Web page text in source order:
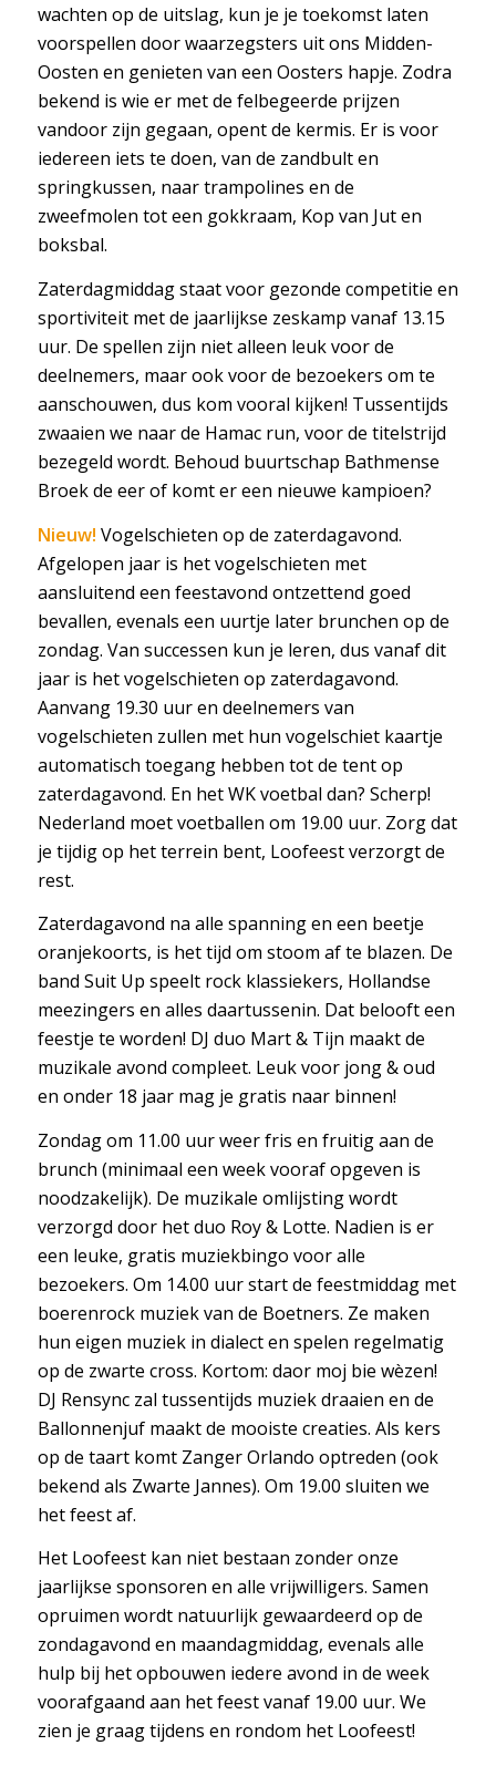
wachten op de uitslag, kun je je toekomst laten
voorspellen door waarzegsters uit ons Midden-
Oosten en genieten van een Oosters hapje. Zodra
bekend is wie er met de felbegeerde prijzen
vandoor zijn gegaan, opent de kermis. Er is voor
iedereen iets te doen, van de zandbult en
springkussen, naar trampolines en de
zweefmolen tot een gokkraam, Kop van Jut en
boksbal.
Zaterdagmiddag staat voor gezonde competitie en
sportiviteit met de jaarlijkse zeskamp vanaf 13.15
uur. De spellen zijn niet alleen leuk voor de
deelnemers, maar ook voor de bezoekers om te
aanschouwen, dus kom vooral kijken! Tussentijds
zwaaien we naar de Hamac run, voor de titelstrijd
bezegeld wordt. Behoud buurtschap Bathmense
Broek de eer of komt er een nieuwe kampioen?
Nieuw! Vogelschieten op de zaterdagavond.
Afgelopen jaar is het vogelschieten met
aansluitend een feestavond ontzettend goed
bevallen, evenals een uurtje later brunchen op de
zondag. Van successen kun je leren, dus vanaf dit
jaar is het vogelschieten op zaterdagavond.
Aanvang 19.30 uur en deelnemers van
vogelschieten zullen met hun vogelschiet kaartje
automatisch toegang hebben tot de tent op
zaterdagavond. En het WK voetbal dan? Scherp!
Nederland moet voetballen om 19.00 uur. Zorg dat
je tijdig op het terrein bent, Loofeest verzorgt de
rest.
Zaterdagavond na alle spanning en een beetje
oranjekoorts, is het tijd om stoom af te blazen. De
band Suit Up speelt rock klassiekers, Hollandse
meezingers en alles daartussenin. Dat belooft een
feestje te worden! DJ duo Mart & Tijn maakt de
muzikale avond compleet. Leuk voor jong & oud
en onder 18 jaar mag je gratis naar binnen!
Zondag om 11.00 uur weer fris en fruitig aan de
brunch (minimaal een week vooraf opgeven is
noodzakelijk). De muzikale omlijsting wordt
verzorgd door het duo Roy & Lotte. Nadien is er
een leuke, gratis muziekbingo voor alle
bezoekers. Om 14.00 uur start de feestmiddag met
boerenrock muziek van de Boetners. Ze maken
hun eigen muziek in dialect en spelen regelmatig
op de zwarte cross. Kortom: daor moj bie wèzen!
DJ Rensync zal tussentijds muziek draaien en de
Ballonnenjuf maakt de mooiste creaties. Als kers
op de taart komt Zanger Orlando optreden (ook
bekend als Zwarte Jannes). Om 19.00 sluiten we
het feest af.
Het Loofeest kan niet bestaan zonder onze
jaarlijkse sponsoren en alle vrijwilligers. Samen
opruimen wordt natuurlijk gewaardeerd op de
zondagavond en maandagmiddag, evenals alle
hulp bij het opbouwen iedere avond in de week
voorafgaand aan het feest vanaf 19.00 uur. We
zien je graag tijdens en rondom het Loofeest!